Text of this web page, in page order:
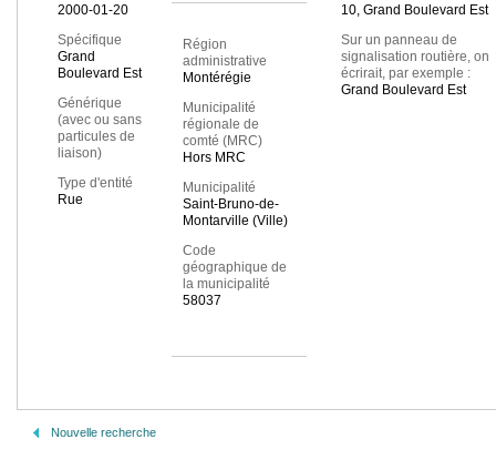
2000-01-20
Spécifique
Grand
Boulevard Est
Générique
(avec ou sans
particules de
liaison)
Type d'entité
Rue
Région
administrative
Montérégie
Municipalité
régionale de
comté (MRC)
Hors MRC
Municipalité
Saint-Bruno-de-
Montarville (Ville)
Code
géographique de
la municipalité
58037
10, Grand Boulevard Est
Sur un panneau de
signalisation routière, on
écrirait, par exemple :
Grand Boulevard Est
Nouvelle recherche